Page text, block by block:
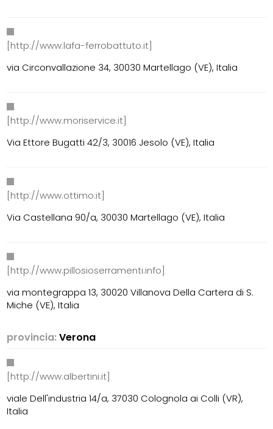
[http://www.lafa-ferrobattuto.it]
via Circonvallazione 34, 30030 Martellago (VE), Italia
[http://www.moriservice.it]
Via Ettore Bugatti 42/3, 30016 Jesolo (VE), Italia
[http://www.ottimo.it]
Via Castellana 90/a, 30030 Martellago (VE), Italia
[http://www.pillosioserramenti.info]
via montegrappa 13, 30020 Villanova Della Cartera di S.
Miche (VE), Italia
provincia:Verona
[http://www.albertini.it]
viale Dell'industria 14/a, 37030 Colognola ai Colli (VR),
Italia